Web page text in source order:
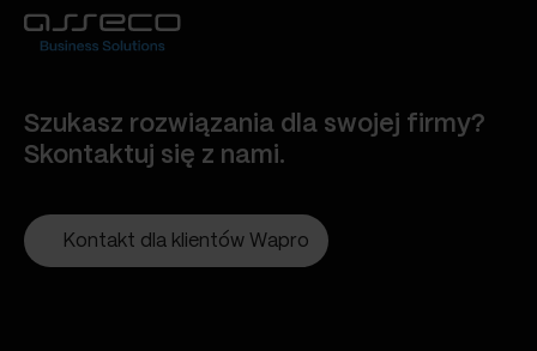
Szukasz rozwiązania dla swojej firmy?
Skontaktuj się z nami.
Kontakt dla klientów Wapro